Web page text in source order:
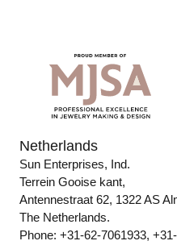
Netherlands
Sun Enterprises, Ind.
Terrein Gooise kant,
Antennestraat 62, 1322 AS
The Netherlands.
Phone: +31-62-7061933,